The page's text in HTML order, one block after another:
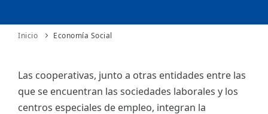
INTERNACIONALIZACIÓN
ES
Inicio Economía Social
Las cooperativas, junto a otras entidades entre las
que se encuentran las sociedades laborales y los
centros especiales de empleo, integran la